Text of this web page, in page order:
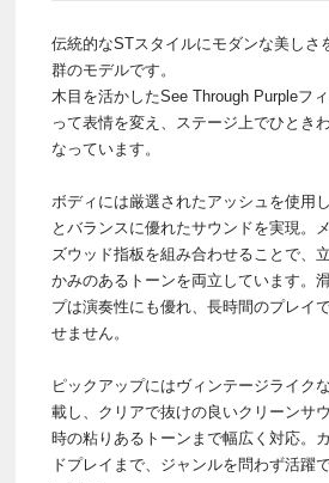
伝統的なSTスタイルにモダンな美しさ
群のモデルです。
木目を活かしたSee Through Purpleフ
って表情を変え、ステージ上でひとき
なっています。
ボディには厳選されたアッシュを使用
とバランスに優れたサウンドを実現。
ズウッド指板を組み合わせることで、
かみのあるトーンを両立しています。
プは演奏性にも優れ、長時間のプレイ
せません。
ピックアップにはヴィンテージライク
載し、クリアで抜けの良いクリーンサ
時の粘りあるトーンまで幅広く対応。
ドプレイまで、ジャンルを問わず活躍